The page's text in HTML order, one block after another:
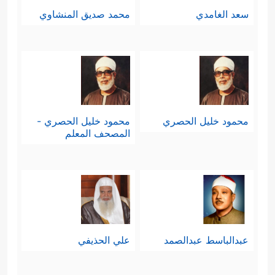
سعد الغامدي محمد صديق المنشاوي
محمود خليل الحصري
محمود خليل الحصري -
المصحف المعلم
عبدالباسط عبدالصمد علي الحذيفي